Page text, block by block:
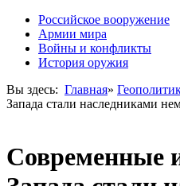
Российское вооружение
Армии мира
Войны и конфликты
История оружия
Вы здесь: Главная»
Запада стали наследниками
Современные